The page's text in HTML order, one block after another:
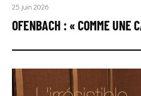
25 juin 2026
OFENBACH : « COMME UNE